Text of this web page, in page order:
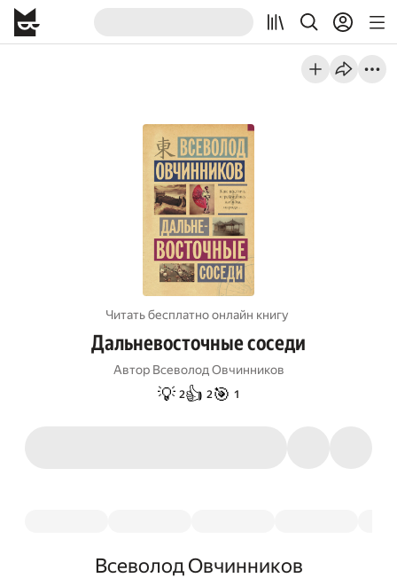
Читать бесплатно онлайн книгу
Дальневосточные соседи
Автор Всеволод Овчинников
💡 2👍 2🎯 1
Всеволод Овчинников